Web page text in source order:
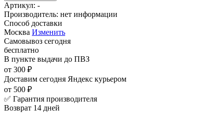
Артикул: -
Производитель: нет информации
Способ доставки
Москва Изменить
Самовывоз сегодня
бесплатно
В пункте выдачи до ПВЗ
от 300 ₽
Доставим сегодня Яндекс курьером
от 500 ₽
✅ Гарантия производителя
Возврат 14 дней